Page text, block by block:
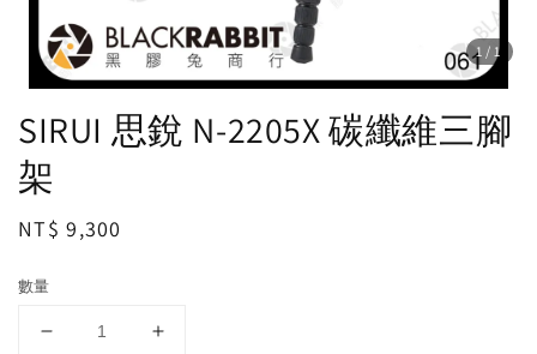
1 /1
SIRUI 思銳 N-2205X 碳纖維三腳
架
Regular
NT$ 9,300
數量